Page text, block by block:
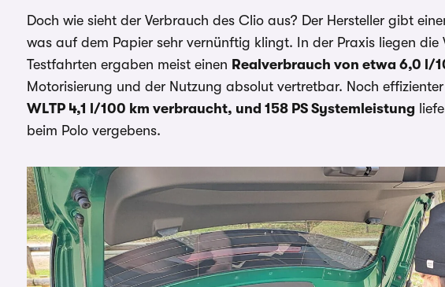
Doch wie sieht der Verbrauch des Clio aus? Der Hersteller gibt
was auf dem Papier sehr vernünftig klingt. In der Praxis liegen die
Testfahrten ergaben meist einen Realverbrauch von etwa 6,0 l/
Motorisierung und der Nutzung absolut vertretbar. Noch
WLTP 4,1 l/100 km verbraucht, und 158 PS Systemleistung
beim Polo vergebens.